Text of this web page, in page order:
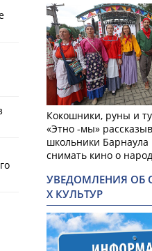
Кокошники, руны и
«Этно -мы»
школьники Барнаула
снимать кино о
УВЕДОМЛЕНИЯ ОБ
Х КУЛЬТУР